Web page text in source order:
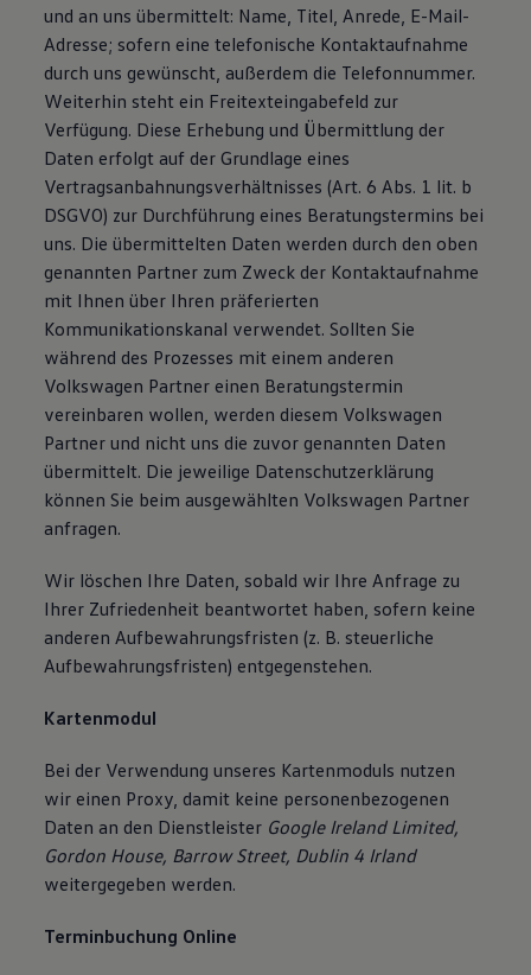
und an uns übermittelt: Name, Titel, Anrede, E-Mail-
Adresse; sofern eine telefonische Kontaktaufnahme
durch uns gewünscht, außerdem die Telefonnummer.
Weiterhin steht ein Freitexteingabefeld zur
Verfügung. Diese Erhebung und Übermittlung der
Daten erfolgt auf der Grundlage eines
Vertragsanbahnungsverhältnisses (Art. 6 Abs. 1 lit. b
DSGVO) zur Durchführung eines Beratungstermins bei
uns. Die übermittelten Daten werden durch den oben
genannten Partner zum Zweck der Kontaktaufnahme
mit Ihnen über Ihren präferierten
Kommunikationskanal verwendet. Sollten Sie
während des Prozesses mit einem anderen
Volkswagen Partner einen Beratungstermin
vereinbaren wollen, werden diesem Volkswagen
Partner und nicht uns die zuvor genannten Daten
übermittelt. Die jeweilige Datenschutzerklärung
können Sie beim ausgewählten Volkswagen Partner
anfragen.
Wir löschen Ihre Daten, sobald wir Ihre Anfrage zu
Ihrer Zufriedenheit beantwortet haben, sofern keine
anderen Aufbewahrungsfristen (z. B. steuerliche
Aufbewahrungsfristen) entgegenstehen.
Kartenmodul
Bei der Verwendung unseres Kartenmoduls nutzen
wir einen Proxy, damit keine personenbezogenen
Daten an den Dienstleister Google Ireland Limited,
Gordon House, Barrow Street, Dublin 4 Irland
weitergegeben werden.
Terminbuchung Online